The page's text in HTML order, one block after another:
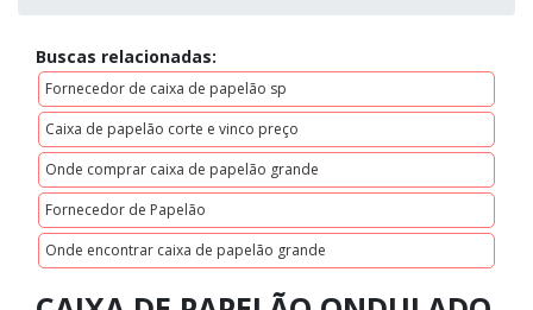
Buscas relacionadas:
Fornecedor de caixa de papelão sp
Caixa de papelão corte e vinco preço
Onde comprar caixa de papelão grande
Fornecedor de Papelão
Onde encontrar caixa de papelão grande